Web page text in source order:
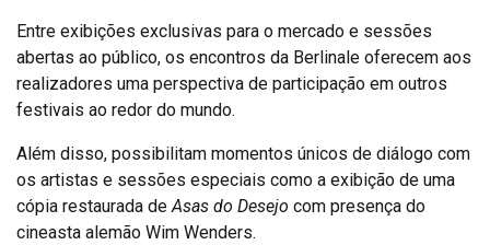
Entre exibições exclusivas para o mercado e sessões
abertas ao público, os encontros da Berlinale oferecem aos
realizadores uma perspectiva de participação em outros
festivais ao redor do mundo.
Além disso, possibilitam momentos únicos de diálogo com
os artistas e sessões especiais como a exibição de uma
cópia restaurada deAsas do Desejo com presença do
cineasta alemão Wim Wenders.